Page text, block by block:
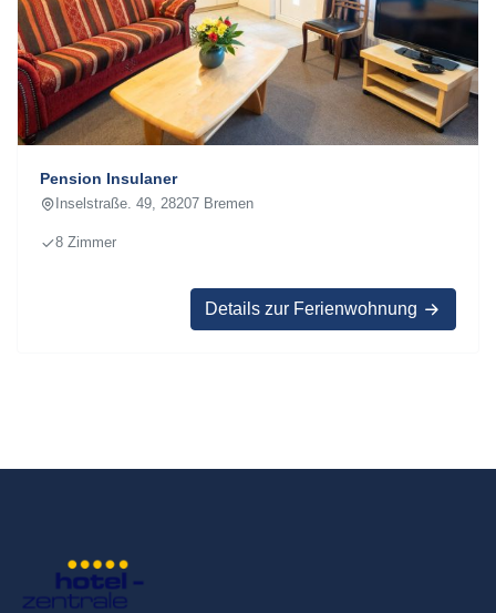
Pension Insulaner
Inselstraße. 49, 28207 Bremen
8 Zimmer
Details zur Ferienwohnung